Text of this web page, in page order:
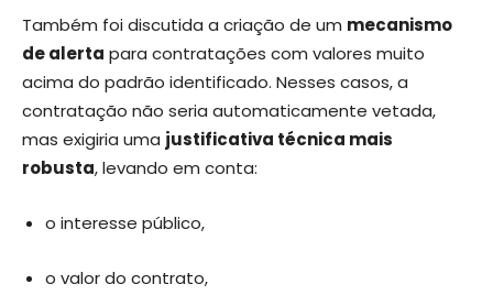
Também foi discutida a criação de um mecanismo
de alerta para contratações com valores muito
acima do padrão identificado. Nesses casos, a
contratação não seria automaticamente vetada,
mas exigiria uma justificativa técnica mais
robusta, levando em conta:
o interesse público,
o valor do contrato,